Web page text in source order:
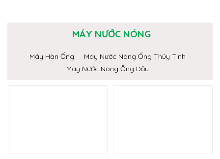
MÁY NƯỚC NÓNG
Máy Hàn Ống
Máy Nước Nóng Ống Thủy Tinh
Máy Nước Nóng Ống Dầu